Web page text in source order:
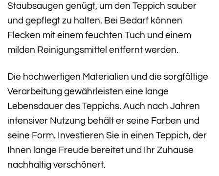
Staubsaugen genügt, um den Teppich sauber
und gepflegt zu halten. Bei Bedarf können
Flecken mit einem feuchten Tuch und einem
milden Reinigungsmittel entfernt werden.
Die hochwertigen Materialien und die sorgfältige
Verarbeitung gewährleisten eine lange
Lebensdauer des Teppichs. Auch nach Jahren
intensiver Nutzung behält er seine Farben und
seine Form. Investieren Sie in einen Teppich, der
Ihnen lange Freude bereitet und Ihr Zuhause
nachhaltig verschönert.